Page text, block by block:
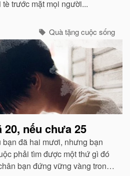
trước mặt mọi người...
Quà tặng cuộc sống
20, nếu chưa 25
đã hai mươi, nhưng bạn
phải tìm được một thứ gì đó
bạn đứng vững vàng trong